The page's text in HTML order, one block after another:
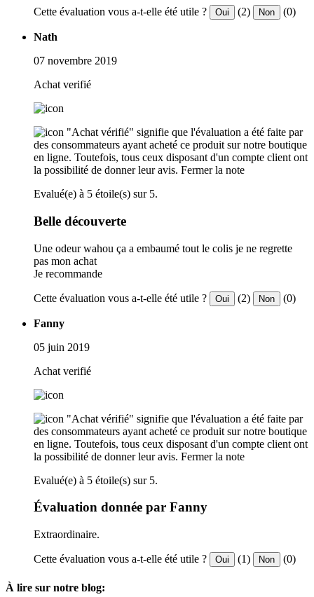
Cette évaluation vous a-t-elle été utile ? Oui (2) Non (0)
Nath
07 novembre 2019
Achat verifié
"Achat vérifié" signifie que l'évaluation a été faite par
des consommateurs ayant acheté ce produit sur notre boutique
en ligne. Toutefois, tous ceux disposant d'un compte client ont
la possibilité de donner leur avis. Fermer la note
Evalué(e) à 5 étoile(s) sur 5.
Belle découverte
Une odeur wahou ça a embaumé tout le colis je ne regrette
pas mon achat
Je recommande
Cette évaluation vous a-t-elle été utile ? Oui (2) Non (0)
Fanny
05 juin 2019
Achat verifié
"Achat vérifié" signifie que l'évaluation a été faite par
des consommateurs ayant acheté ce produit sur notre boutique
en ligne. Toutefois, tous ceux disposant d'un compte client ont
la possibilité de donner leur avis. Fermer la note
Evalué(e) à 5 étoile(s) sur 5.
Évaluation donnée par Fanny
Extraordinaire.
Cette évaluation vous a-t-elle été utile ? Oui (1) Non (0)
À lire sur notre blog: